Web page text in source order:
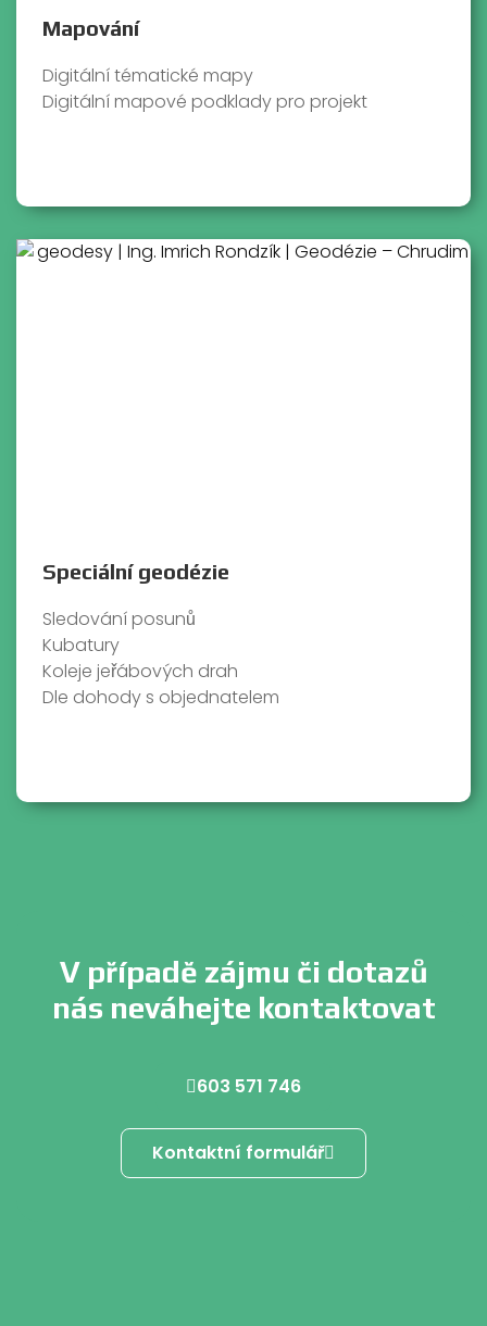
Mapování
Digitální tématické mapy
Digitální mapové podklady pro projekt
Speciální geodézie
Sledování posunů
Kubatury
Koleje jeřábových drah
Dle dohody s objednatelem
V případě zájmu či dotazů
nás neváhejte kontaktovat
603 571 746
Kontaktní formulář